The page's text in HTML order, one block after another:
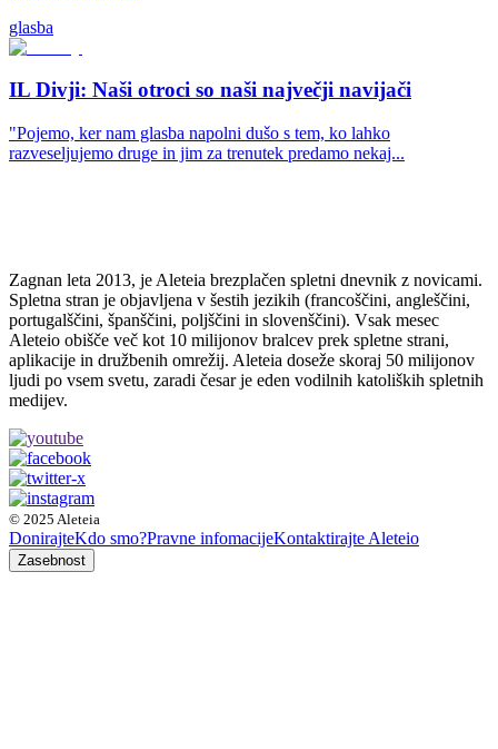
glasba
IL Divji: Naši otroci so naši največji navijači
"Pojemo, ker nam glasba napolni dušo s tem, ko lahko
razveseljujemo druge in jim za trenutek predamo nekaj...
Zagnan leta 2013, je Aleteia brezplačen spletni dnevnik z novicami.
Spletna stran je objavljena v šestih jezikih (francoščini, angleščini,
portugalščini, španščini, poljščini in slovenščini). Vsak mesec
Aleteio obišče več kot 10 milijonov bralcev prek spletne strani,
aplikacije in družbenih omrežij. Aleteia doseže skoraj 50 milijonov
ljudi po vsem svetu, zaradi česar je eden vodilnih katoliških spletnih
medijev.
© 2025 Aleteia
DonirajteKdo smo?Pravne infomacijeKontaktirajte Aleteio
Zasebnost